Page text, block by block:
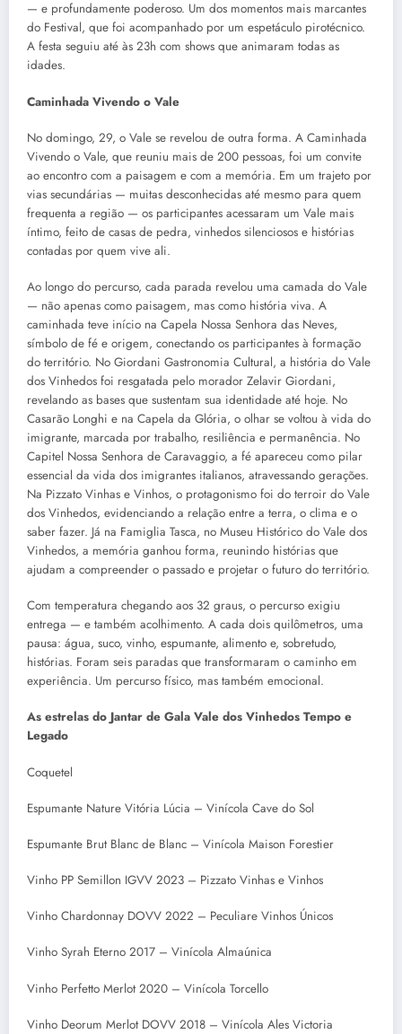
— e profundamente poderoso. Um dos momentos mais marcantes
do Festival, que foi acompanhado por um espetáculo pirotécnico.
A festa seguiu até às 23h com shows que animaram todas as
idades.
Caminhada Vivendo o Vale
No domingo, 29, o Vale se revelou de outra forma. A Caminhada
Vivendo o Vale, que reuniu mais de 200 pessoas, foi um convite
ao encontro com a paisagem e com a memória. Em um trajeto por
vias secundárias — muitas desconhecidas até mesmo para quem
frequenta a região — os participantes acessaram um Vale mais
íntimo, feito de casas de pedra, vinhedos silenciosos e histórias
contadas por quem vive ali.
Ao longo do percurso, cada parada revelou uma camada do Vale
— não apenas como paisagem, mas como história viva. A
caminhada teve início na Capela Nossa Senhora das Neves,
símbolo de fé e origem, conectando os participantes à formação
do território. No Giordani Gastronomia Cultural, a história do Vale
dos Vinhedos foi resgatada pelo morador Zelavir Giordani,
revelando as bases que sustentam sua identidade até hoje. No
Casarão Longhi e na Capela da Glória, o olhar se voltou à vida do
imigrante, marcada por trabalho, resiliência e permanência. No
Capitel Nossa Senhora de Caravaggio, a fé apareceu como pilar
essencial da vida dos imigrantes italianos, atravessando gerações.
Na Pizzato Vinhas e Vinhos, o protagonismo foi do terroir do Vale
dos Vinhedos, evidenciando a relação entre a terra, o clima e o
saber fazer. Já na Famiglia Tasca, no Museu Histórico do Vale dos
Vinhedos, a memória ganhou forma, reunindo histórias que
ajudam a compreender o passado e projetar o futuro do território.
Com temperatura chegando aos 32 graus, o percurso exigiu
entrega — e também acolhimento. A cada dois quilômetros, uma
pausa: água, suco, vinho, espumante, alimento e, sobretudo,
histórias. Foram seis paradas que transformaram o caminho em
experiência. Um percurso físico, mas também emocional.
As estrelas do Jantar de Gala Vale dos Vinhedos Tempo e
Legado
Coquetel
Espumante Nature Vitória Lúcia – Vinícola Cave do Sol
Espumante Brut Blanc de Blanc – Vinícola Maison Forestier
Vinho PP Semillon IGVV 2023 – Pizzato Vinhas e Vinhos
Vinho Chardonnay DOVV 2022 – Peculiare Vinhos Únicos
Vinho Syrah Eterno 2017 – Vinícola Almaúnica
Vinho Perfetto Merlot 2020 – Vinícola Torcello
Vinho Deorum Merlot DOVV 2018 – Vinícola Ales Victoria